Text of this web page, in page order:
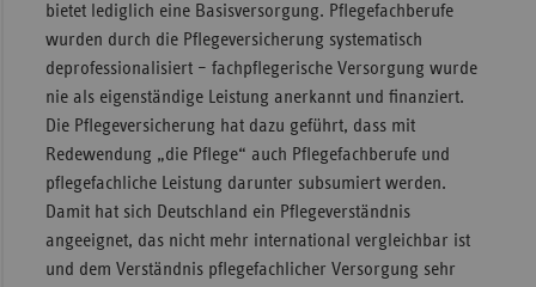
bietet lediglich eine Basisversorgung. Pflegefachberufe
wurden durch die Pflegeversicherung systematisch
deprofessionalisiert – fachpflegerische Versorgung wurde
nie als eigenständige Leistung anerkannt und finanziert.
Die Pflegeversicherung hat dazu geführt, dass mit
Redewendung „die Pflege“ auch Pflegefachberufe und
pflegefachliche Leistung darunter subsumiert werden.
Damit hat sich Deutschland ein Pflegeverständnis
angeeignet, das nicht mehr international vergleichbar ist
und dem Verständnis pflegefachlicher Versorgung sehr